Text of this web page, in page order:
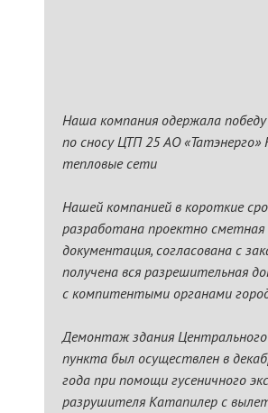
Наша компания одержала
по сносу ЦТП 25 АО «Татэнерго»
тепловые сети
Нашей компанией в короткие
разработана проектно сметная
документация, согласована с
получена вся разрешительная
с компитентыми органами
Демонтаж здания
пункта был осуществлен в
года при помощи гусеничного
разрушителя Катапилер с